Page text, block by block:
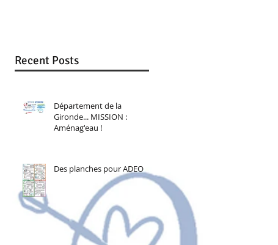
Recent Posts
Département de la
Gironde... MISSION :
Aménag'eau !
Des planches pour ADEO